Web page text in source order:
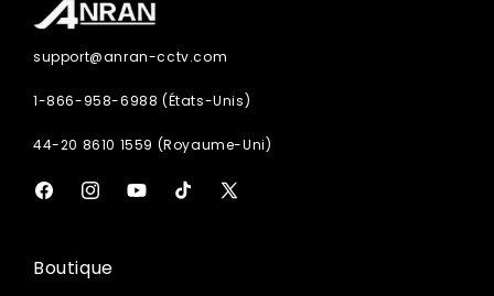
support@anran-cctv.com
1-866-958-6988 (États-Unis)
44-20 8610 1559 (Royaume-Uni)
FacebookInstagramYouTubeTikTokX
Boutique